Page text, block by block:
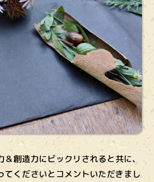
創造力にビックリされると共に、
てくださいとコメントいただきまし